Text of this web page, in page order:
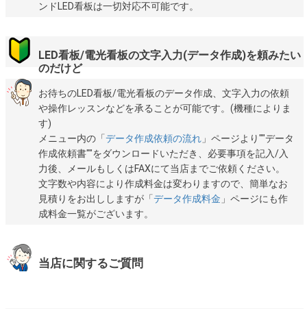
ンドLED看板は一切対応不可能です。
LED看板/電光看板の文字入力(データ作成)を頼みたい
のだけど
お待ちのLED看板/電光看板のデータ作成、文字入力の依頼
や操作レッスンなどを承ることが可能です。(機種によりま
す)
メニュー内の「データ作成依頼の流れ 」ページより""データ
作成依頼書""をダウンロードいただき、必要事項を記入/入
力後、メールもしくはFAXにて当店までご依頼ください。
文字数や内容により作成料金は変わりますので、簡単なお
見積りをお出ししますが「データ作成料金 」ページにも作
成料金一覧がございます。
当店に関するご質問